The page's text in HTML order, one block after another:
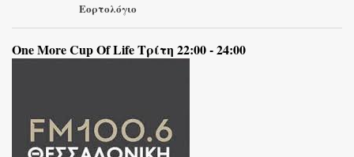
Εορτολόγιο
One More Cup Of Life Τρίτη 22:00 - 24:00